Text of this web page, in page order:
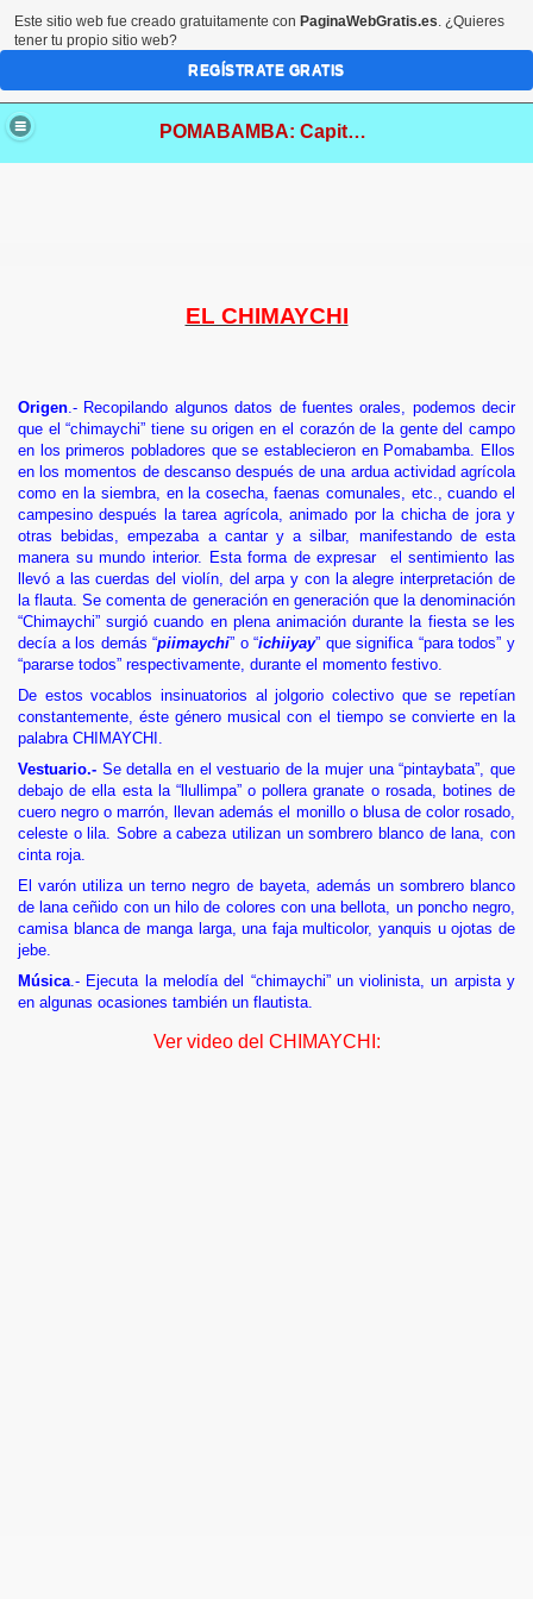
POMABAMBA: Capital Folklórica de Ancash
EL CHIMAYCHI
Origen.- Recopilando algunos datos de fuentes orales, podemos decir
que el “chimaychi” tiene su origen en el corazón de la gente del campo
en los primeros pobladores que se establecieron en Pomabamba. Ellos
en los momentos de descanso después de una ardua actividad agrícola
como en la siembra, en la cosecha, faenas comunales, etc., cuando el
campesino después la tarea agrícola, animado por la chicha de jora y
otras bebidas, empezaba a cantar y a silbar, manifestando de esta
manera su mundo interior. Esta forma de expresar
el sentimiento las
llevó a las cuerdas del violín, del arpa y con la alegre interpretación de
la flauta. Se comenta de generación en generación que la denominación
“Chimaychi” surgió cuando en plena animación durante la fiesta se les
decía a los demás “piimaychi” o “ichiiyay” que significa “para todos” y
“pararse todos” respectivamente, durante el momento festivo.
De estos vocablos insinuatorios al jolgorio colectivo que se repetían
constantemente, éste género musical con el tiempo se convierte en la
palabra CHIMAYCHI.
Vestuario.- Se detalla en el vestuario de la mujer una “pintaybata”, que
debajo de ella esta la “llullimpa” o pollera granate o rosada, botines de
cuero negro o marrón, llevan además el monillo o blusa de color rosado,
celeste o lila. Sobre a cabeza utilizan un sombrero blanco de lana, con
cinta roja.
El varón utiliza un terno negro de bayeta, además un sombrero blanco
de lana ceñido con un hilo de colores con una bellota, un poncho negro,
camisa blanca de manga larga, una faja multicolor, yanquis u ojotas de
jebe.
Música.- Ejecuta la melodía del “chimaychi” un violinista, un arpista y
en algunas ocasiones también un flautista.
Ver video del CHIMAYCHI:
Este sitio web fue creado gratuitamente con PaginaWebGratis.es. ¿Quieres
tener tu propio sitio web?
REGÍSTRATE GRATIS